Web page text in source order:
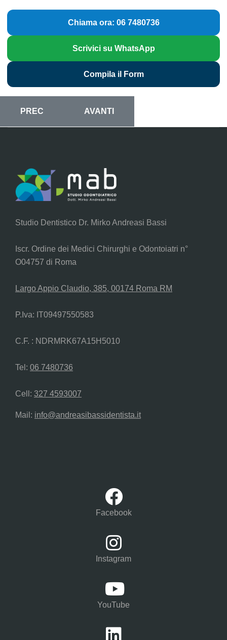
Chiama ora: 06 7480736
Scrivici su WhatsApp
Compila il Form
ARTICOLO PRECEDENTE: ODONTOIATRIA
PREC ARTICOLO SUCCESSIVO:
AVANTI
Studio Dentistico Dr. Mirko Andreasi Bassi
Iscr. Ordine dei Medici Chirurghi e Odontoiatri n°
O04757 di Roma
Largo Appio Claudio, 385, 00174 Roma RM
P.Iva: IT09497550583
C.F. : NDRMRK67A15H5010
Tel: 06 7480736
Cell: 327 4593007
Mail: info@andreasibassidentista.it
Facebook
Instagram
YouTube